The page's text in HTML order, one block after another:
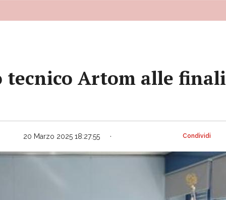
tecnico Artom alle finali
20 Marzo 2025 18:27:55